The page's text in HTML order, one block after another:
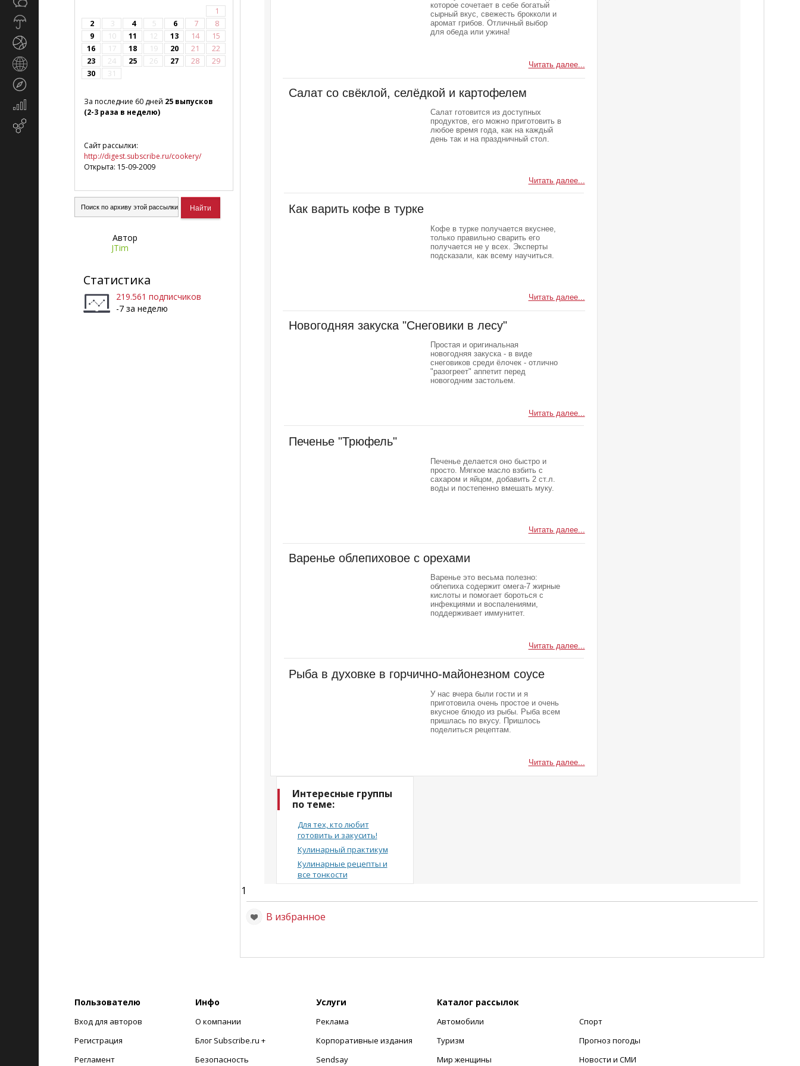
Экономика
1
2
3 4 5 6 7
8
9
10 11 12 13 14
15
16
17 18 19 20 21
22
23
24 25 26 27 28
29
30
31
За последние 60 дней 25 выпусков
(2-3 раза в неделю)
Сайт рассылки:
http://digest.subscribe.ru/cookery/
Открыта: 15-09-2009
Автор
JTim
Статистика
219.561 подписчиков
-7 за неделю
которое сочетает в себе богатый
сырный вкус, свежесть брокколи и
аромат грибов. Отличный выбор
для обеда или ужина!
Читать далее...
Салат со свёклой, селёдкой и картофелем
Салат готовится из доступных
продуктов, его можно приготовить в
любое время года, как на каждый
день так и на праздничный стол.
Читать далее...
Как варить кофе в турке
Кофе в турке получается вкуснее,
только правильно сварить его
получается не у всех. Эксперты
подсказали, как всему научиться.
Читать далее...
Новогодняя закуска "Снеговики в лесу"
Простая и оригинальная
новогодняя закуска - в виде
снеговиков среди ёлочек - отлично
"разогреет" аппетит перед
новогодним застольем.
Читать далее...
Печенье "Трюфель"
Печенье делается оно быстро и
просто. Мягкое масло взбить с
сахаром и яйцом, добавить 2 ст.л.
воды и постепенно вмешать муку.
Читать далее...
Варенье облепиховое с орехами
Варенье это весьма полезно:
облепиха содержит омега-7 жирные
кислоты и помогает бороться с
инфекциями и воспалениями,
поддерживает иммунитет.
Читать далее...
Рыба в духовке в горчично-майонезном соусе
У нас вчера были гости и я
приготовила очень простое и очень
вкусное блюдо из рыбы. Рыба всем
пришлась по вкусу. Пришлось
поделиться рецептам.
Читать далее...
Интересные группы
по теме:
Для тех, кто любит
готовить и закусить!
Кулинарный практикум
Кулинарные рецепты и
все тонкости
1
В избранное
Пользователю
Вход для авторов
Регистрация
Регламент
Инфо
О компании
Блог Subscribe.ru +
Безопасность
Услуги
Реклама
Корпоративные издания
Sendsay
Каталог рассылок
Автомобили
Туризм
Мир женщины
Спорт
Прогноз погоды
Новости и СМИ